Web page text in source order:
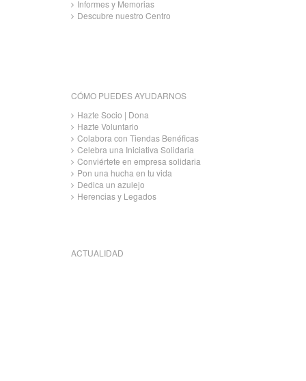
Informes y Memorias
Descubre nuestro Centro
CÓMO PUEDES AYUDARNOS
Hazte Socio | Dona
Hazte Voluntario
Colabora con Tiendas Benéficas
Celebra una Iniciativa Solidaria
Conviértete en empresa solidaria
Pon una hucha en tu vida
Dedica un azulejo
Herencias y Legados
ACTUALIDAD